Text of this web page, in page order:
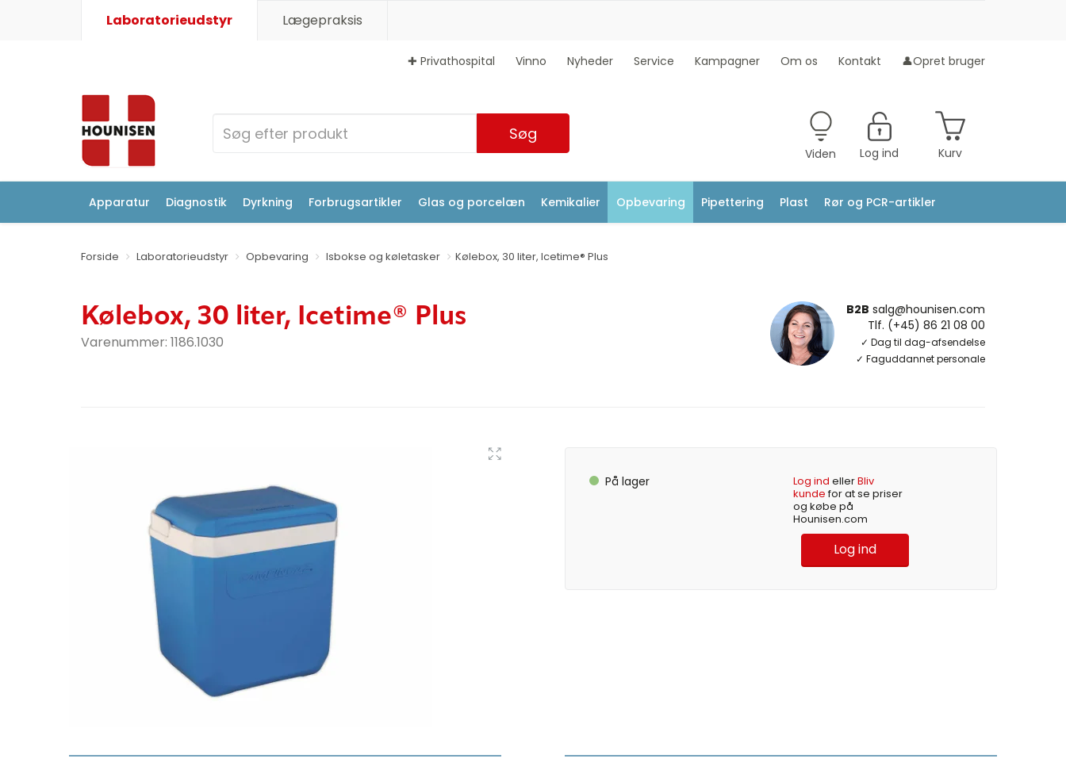
Laboratorieudstyr Lægepraksis
✚ Privathospital Vinno Nyheder Service Kampagner Om os Kontakt 👤Opret bruger
Søg
Viden Log ind Kurv
Apparatur Diagnostik Dyrkning Forbrugsartikler Glas og porcelæn Kemikalier Opbevaring Pipettering Plast Rør og PCR-artikler
Forside Laboratorieudstyr Opbevaring Isbokse og køletasker Kølebox, 30 liter, Icetime® Plus
Kølebox, 30 liter, Icetime® Plus
Varenummer: 1186.1030
B2B salg@hounisen.com
Tlf. (+45) 86 21 08 00
✓ Dag til dag-afsendelse
✓ Faguddannet personale
På lager Log ind ellerBliv
kundefor at se priser
og købe på
Hounisen.com
Log ind